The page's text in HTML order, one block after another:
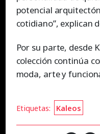
potencial
cotidiano”, explican
Por su parte, desde
colección continúa
moda, arte y
Etiquetas: Kaleos